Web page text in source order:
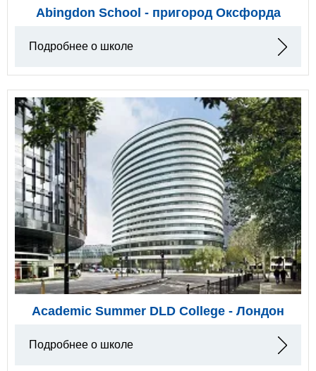
Abingdon School - пригород Оксфорда
Подробнее о школе
Academic Summer DLD College - Лондон
Подробнее о школе